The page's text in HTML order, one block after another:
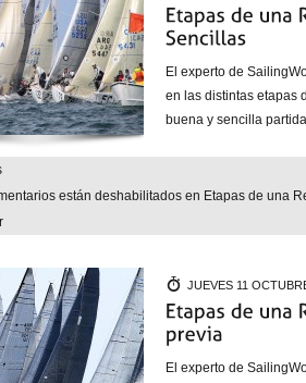
El experto de
en las distintas etapas
buena y sencilla
están deshabilitados en Etapas de una
JUEVES 11
El experto de